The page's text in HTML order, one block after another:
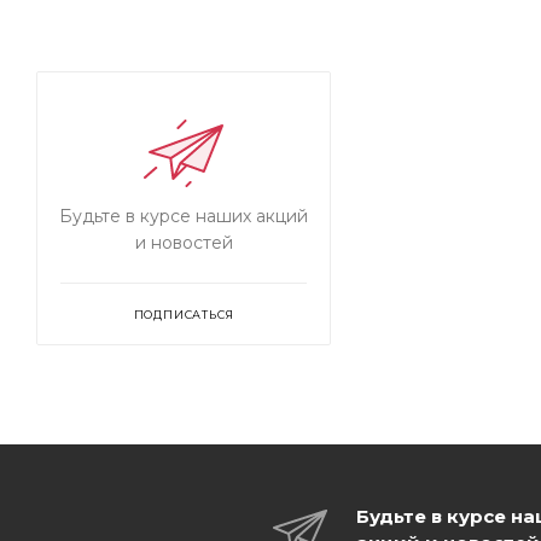
Будьте в курсе наших акций
и новостей
ПОДПИСАТЬСЯ
Будьте в курсе